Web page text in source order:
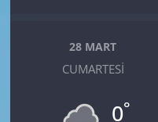
28 MART
CUMARTESI
0°